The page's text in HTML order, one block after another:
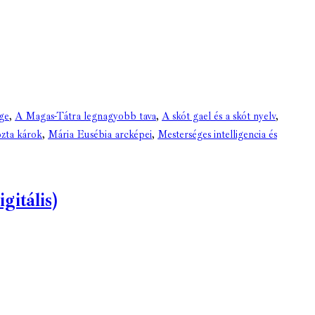
, A Magas-Tátra legnagyobb tava, A skót gael és a skót nyelv,
károk, Mária Eusébia arcképei, Mesterséges intelligencia és